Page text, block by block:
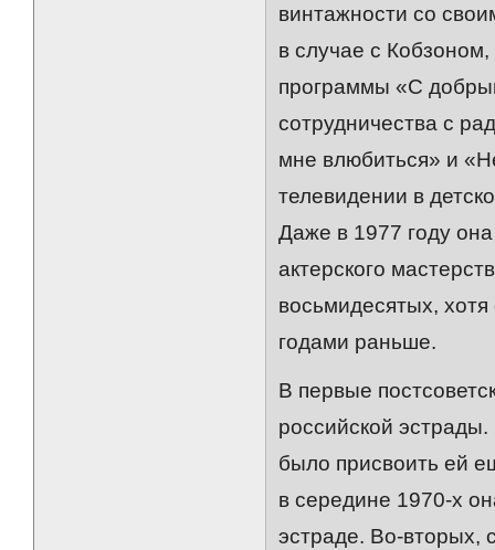
винтажности со
в случае с
программы «С
сотрудничества с
мне влюбиться» и
телевидении в
Даже в 1977 году
актерского
восьмидесятых,
годами раньше.
В первые
российской
было присвоить ей
в середине 1970-х
эстраде. Во-вторых,